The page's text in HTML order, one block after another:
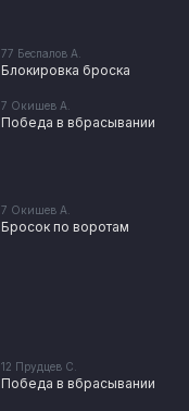
77 Беспалов А.
Блокировка броска
7 Окишев А.
Победа в вбрасывании
7 Окишев А.
Бросок по воротам
12 Прудцев С.
Победа в вбрасывании